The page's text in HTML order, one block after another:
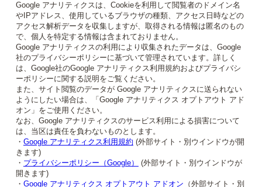
Google アナリティクスは、Cookieを利用して閲覧者のドメイン名
やIPアドレス、使用しているブラウザの種類、アクセス日時などの
アクセス解析データを収集しますが、取得される情報は匿名のもの
で、個人を特定する情報は含まれておりません。
Google アナリティクスの利用により収集されたデータは、Google
社のプライバシーポリシーに基づいて管理されています。詳しく
は、Google社のGoogle アナリティクス利用規約およびプライバシ
ーポリシーに関する説明をご覧ください。
また、サイト閲覧のデータが Google アナリティクスに送られない
ようにしたい場合は、「Google アナリティクス オプトアウト アド
オン」をご使用ください。
なお、Google アナリティクスのサービス利用による損害について
は、当区は責任を負わないものとします。
・ Google アナリティクス利用規約 (外部サイト・別ウインドウが開
きます)
・ プライバシーポリシー（Google）
(外部サイト・別ウインドウが
開きます)
・ Google アナリティクス オプトアウト アドオン （外部サイト・別